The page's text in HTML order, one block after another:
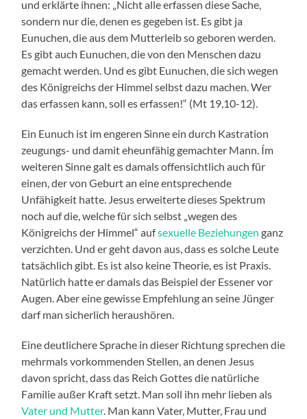
und erklärte ihnen: „Nicht alle erfassen diese Sache,
sondern nur die, denen es gegeben ist. Es gibt ja
Eunuchen, die aus dem Mutterleib so geboren werden.
Es gibt auch Eunuchen, die von den Menschen dazu
gemacht werden. Und es gibt Eunuchen, die sich wegen
des Königreichs der Himmel selbst dazu machen. Wer
das erfassen kann, soll es erfassen!“ (Mt 19,10-12).
Ein Eunuch ist im engeren Sinne ein durch Kastration
zeugungs- und damit eheunfähig gemachter Mann. Ím
weiteren Sinne galt es damals offensichtlich auch für
einen, der von Geburt an eine entsprechende
Unfähigkeit hatte. Jesus erweiterte dieses Spektrum
noch auf die, welche für sich selbst „wegen des
Königreichs der Himmel“ aufsexuelle Beziehungen ganz
verzichten. Und er geht davon aus, dass es solche Leute
tatsächlich gibt. Es ist also keine Theorie, es ist Praxis.
Natürlich hatte er damals das Beispiel der Essener vor
Augen. Aber eine gewisse Empfehlung an seine Jünger
darf man sicherlich heraushören.
Eine deutlichere Sprache in dieser Richtung sprechen die
mehrmals vorkommenden Stellen, an denen Jesus
davon spricht, dass das Reich Gottes die natürliche
Familie außer Kraft setzt. Man soll ihn mehr lieben als
Vater und Mutter. Man kann Vater, Mutter, Frau und